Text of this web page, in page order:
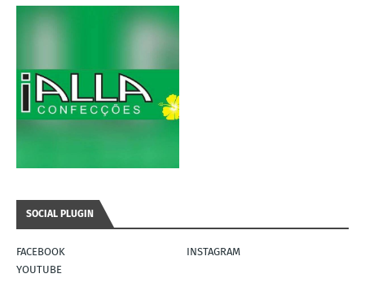
SOCIAL PLUGIN
FACEBOOK
INSTAGRAM
YOUTUBE